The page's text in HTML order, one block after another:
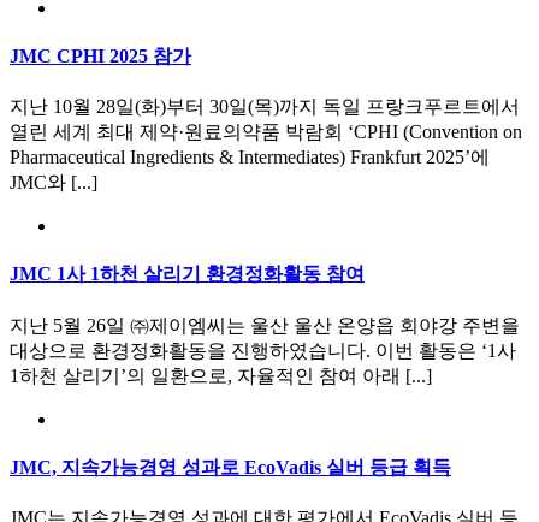
JMC CPHI 2025 참가
지난 10월 28일(화)부터 30일(목)까지 독일 프랑크푸르트에서
열린 세계 최대 제약·원료의약품 박람회 ‘CPHI (Convention on
Pharmaceutical Ingredients & Intermediates) Frankfurt 2025’에
JMC와 [...]
JMC 1사 1하천 살리기 환경정화활동 참여
지난 5월 26일 ㈜제이엠씨는 울산 울산 온양읍 회야강 주변을
대상으로 환경정화활동을 진행하였습니다. 이번 활동은 ‘1사
1하천 살리기’의 일환으로, 자율적인 참여 아래 [...]
JMC, 지속가능경영 성과로 EcoVadis 실버 등급 획득